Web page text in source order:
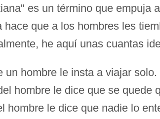
es un término que empuja
hace que a los hombres les
he aquí unas cuantas
un hombre le insta a viajar solo.
hombre le dice que se quede
hombre le dice que nadie lo